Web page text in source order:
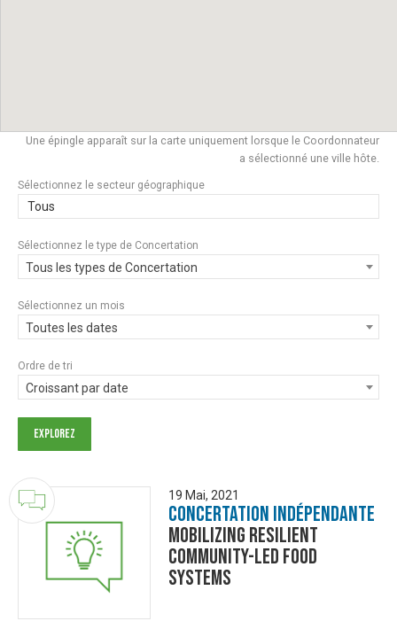
Une épingle apparaît sur la carte uniquement lorsque le Coordonnateur
a sélectionné une ville hôte.
Sélectionnez le secteur géographique
Tous
Sélectionnez le type de Concertation
Tous les types de Concertation
Sélectionnez un mois
Toutes les dates
Ordre de tri
Croissant par date
19 Mai, 2021
Concertation Indépendante
Mobilizing Resilient
Community-led Food
Systems